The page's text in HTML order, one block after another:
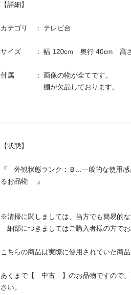
【詳細】
カテゴリ　： テレビ台
サイズ　　： 幅 120cm　奥行 40cm　高
付属　　　： 画像の物が全てです。
棚が欠品しております。
【状態】
『　外観状態ランク：Ｂ...一般的な使用
るお品物 　』
※清掃に関しましては、当方でも簡易的
細部につきましてはご購入者様の方で
こちらの商品は実際に使用されていた商
あくまで【　中古　】のお品物ですので
さい。